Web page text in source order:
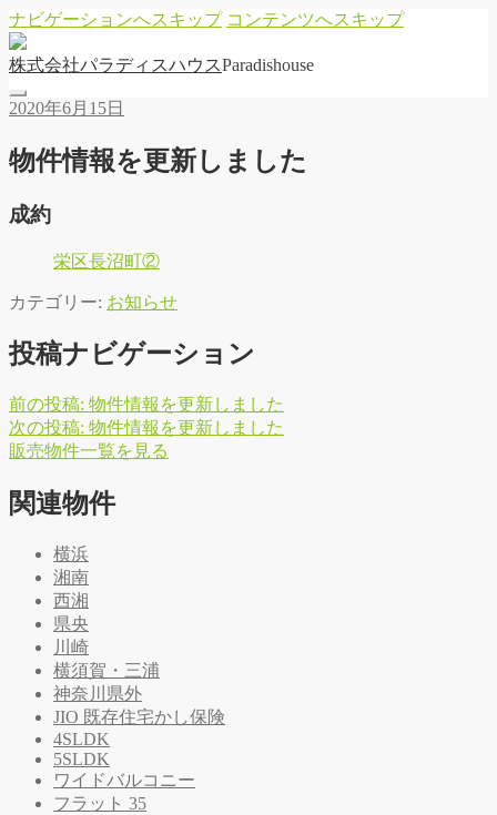
ナビゲーションへスキップ コンテンツへスキップ
株式会社パラディ スハウ スParadishouse
2020年6月15日
物件情報を更新しました
成約
栄区長沼町②
カテゴリー: お知らせ
投稿ナビゲーション
前の投稿: 物件情報を更新しました
次の投稿: 物件情報を更新しました
販売物件一覧を 見る
関連物件
横浜
湘南
西湘
県央
川崎
横須賀・三浦
神奈川県外
JIO 既存住宅かし保険
4SLDK
5SLDK
ワイドバルコニー
フラット 35